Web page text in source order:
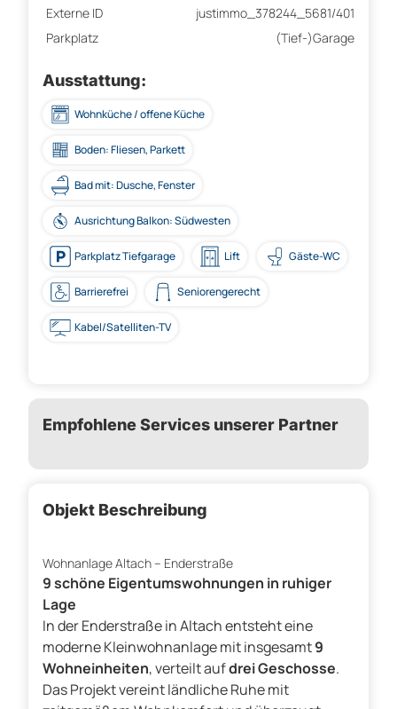
Externe ID
justimmo_378244_5681/401
Parkplatz
(Tief-)Garage
Ausstattung:
Wohnküche / offene Küche
Boden: Fliesen, Parkett
Bad mit: Dusche, Fenster
Ausrichtung Balkon: Südwesten
Parkplatz Tiefgarage Lift Gäste-WC
Barrierefrei Seniorengerecht
Kabel/Satelliten-TV
Empfohlene Services unserer Partner
Objekt Beschreibung
Wohnanlage Altach – Enderstraße
9 schöne Eigentumswohnungen in ruhiger
Lage
In der Enderstraße in Altach entsteht eine
moderne Kleinwohnanlage mit insgesamt9
Wohneinheiten, verteilt aufdrei Geschosse.
Das Projekt vereint ländliche Ruhe mit